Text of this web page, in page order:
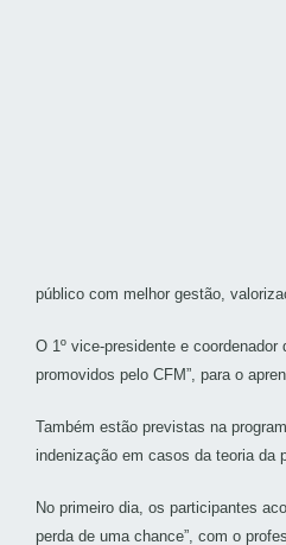
público com melhor gestão,
O 1º vice-presidente e
promovidos pelo CFM”, para o
Também estão previstas na
indenização em casos da teoria da
No primeiro dia, os participantes
perda de uma chance”, com o